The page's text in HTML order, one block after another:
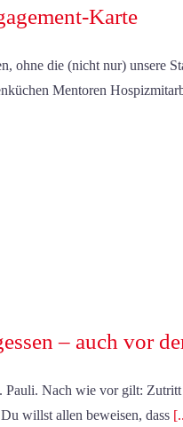
Karte
ohne die (nicht nur) unsere
Mentoren
– auch vor
Pauli. Nach wie vor gilt:
willst allen beweisen, dass